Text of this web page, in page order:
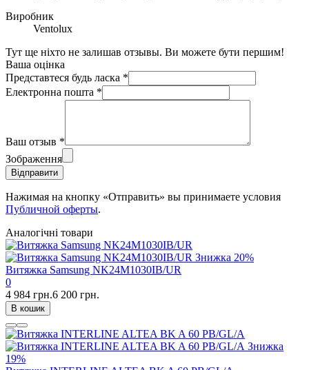
Виробник
Ventolux
Тут ще ніхто не залишав отзывы. Ви можете бути першим!
Ваша оцінка
Представтеся будь ласка *
Електронна пошта *
Ваш отзыв *
Зображення
Відправити
Нажимая на кнопку «Отправить» вы принимаете условия
Публичной оферты.
Аналогічні товари
Знижка 20%
Витяжка Samsung NK24M1030IB/UR
0
4 984 грн.6 200 грн.
В кошик
Знижка
19%